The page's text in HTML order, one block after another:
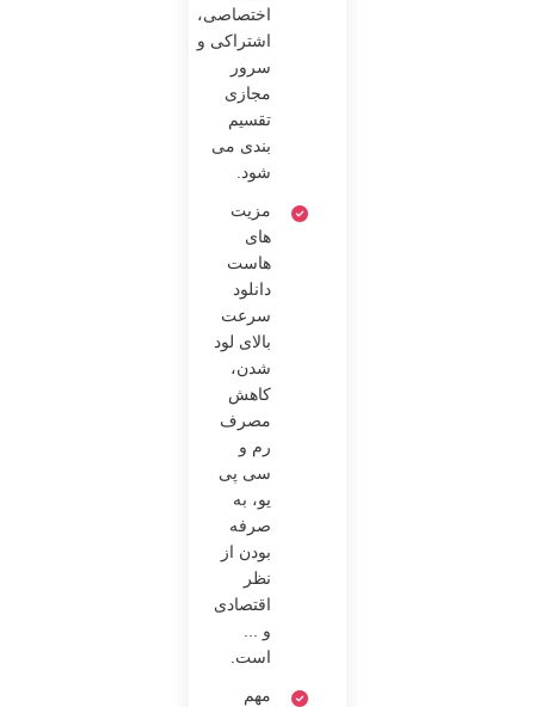
اختصاصی،
اشتراکی و
سرور
مجازی
تقسیم
بندی می
شود.
مزیت
‌های
هاست
دانلود
سرعت
بالای لود
شدن،
کاهش
مصرف
رم و
سی پی
یو، به
صرفه
بودن از
نظر
اقتصادی
و ...
است.
مهم